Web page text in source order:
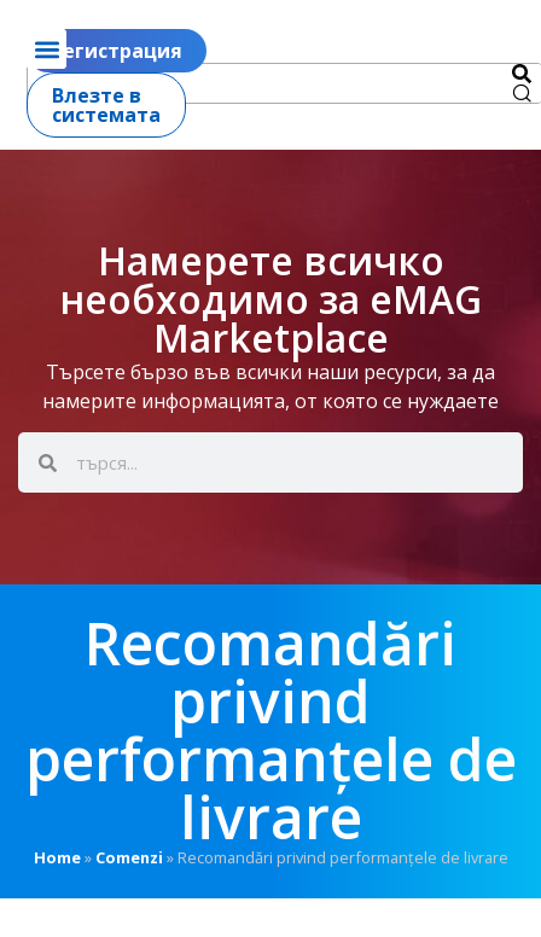
Регистрация
Влезте в
системата
Намерете всичко
необходимо за eMAG
Marketplace
Търсете бързо във всички наши ресурси, за да
намерите информацията, от която се нуждаете
Recomandări
privind
performanțele de
livrare
Home» Comenzi »Recomandări privind performanțele de livrare